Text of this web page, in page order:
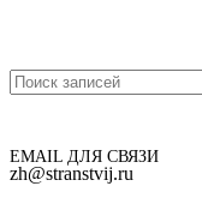
EMAIL ДЛЯ СВЯЗИ
zh@stranstvij.ru